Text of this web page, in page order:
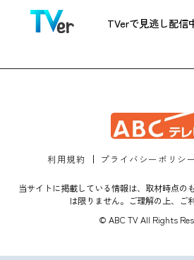
TVerで見逃し配信
利用規約 プライバシーポリシー
当サイトに掲載している情報は、取材時点の
は限りません。ご理解の上、ご
© ABC TV All Rights